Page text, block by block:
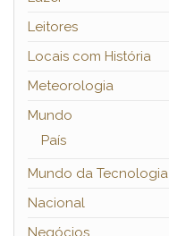
Leitores
Locais com História
Meteorologia
Mundo
País
Mundo da Tecnologia
Nacional
Negócios